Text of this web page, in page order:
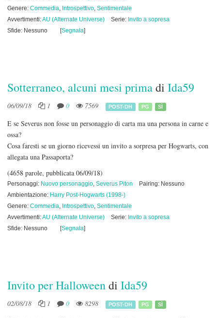
Genere: Commedia, Introspettivo, Sentimentale
Avvertimenti:AU (Alternate Universe) Serie: Invito a sopresa
Sfide: Nessuno
[Segnala]
Sotterraneo, alcuni mesi primadi Ida59
06/09/18 1 0 7569 POST-DH PG SÌ
E se Severus non fosse un personaggio di carta ma una persona in carne e
ossa?
Cosa faresti se un giorno ricevessi un invito a sorpresa per Hogwarts, con
allegata una Passaporta?
(4658 parole, pubblicata 06/09/18)
Personaggi: Nuovo personaggio, Severus Piton
Pairing: Nessuno
Ambientazione: Harry Post-Hogwarts (1998-)
Genere: Commedia, Introspettivo, Sentimentale
Avvertimenti:AU (Alternate Universe) Serie: Invito a sopresa
Sfide: Nessuno
[Segnala]
Invito per Halloweendi Ida59
02/08/18 1 0 8298 POST-DH PG SÌ